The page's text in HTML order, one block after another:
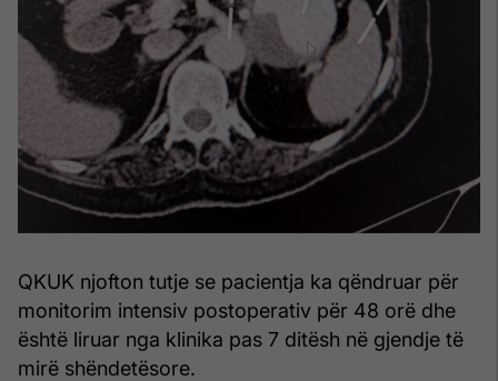
QKUK njofton tutje se pacientja ka qëndruar për
monitorim intensiv postoperativ për 48 orë dhe
është liruar nga klinika pas 7 ditësh në gjendje të
mirë shëndetësore.